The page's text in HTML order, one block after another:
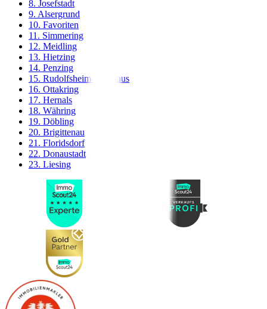
8. Josefstadt
9. Alsergrund
10. Favoriten
11. Simmering
12. Meidling
13. Hietzing
14. Penzing
15. Rudolfsheim-Fünfhaus
16. Ottakring
17. Hernals
18. Währing
19. Döbling
20. Brigittenau
21. Floridsdorf
22. Donaustadt
23. Liesing